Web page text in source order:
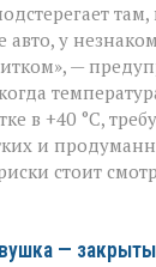
авто, у
—
в +40 °C,
и
стоит
—